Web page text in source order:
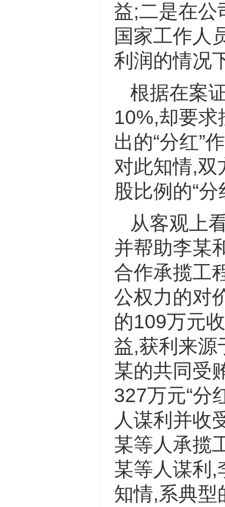
益;二是在公
国家工作人
利润的情况
根据在案
10%,却要
出的“分红”
对此知情,双
股比例的“
从客观上
并帮助李某
合作承揽工
公权力的对
的109万元
益,获利来源
某的共同受
327万元“分
人谋利并收
某等人承揽
某等人谋利,
知情,系典型